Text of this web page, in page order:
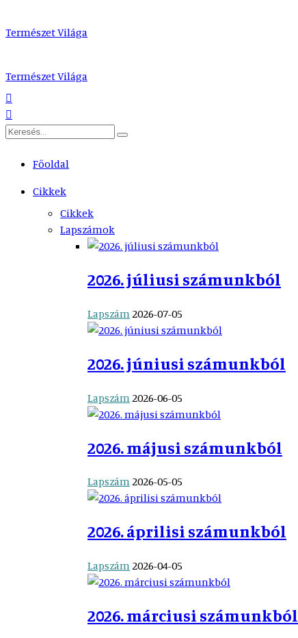
Természet Világa
Természet Világa
Főoldal
Cikkek
Cikkek
Lapszámok
2026. júliusi számunkból
Lapszám 2026-07-05
2026. júniusi számunkból
Lapszám 2026-06-05
2026. májusi számunkból
Lapszám2026-05-05
2026. áprilisi számunkból
Lapszám2026-04-05
2026. márciusi számunkból